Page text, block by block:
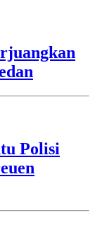
Polisi